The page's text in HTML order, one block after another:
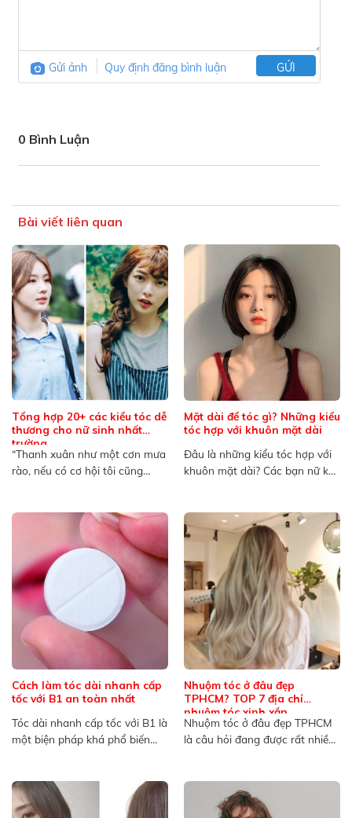
Gửi ảnh Quy định đăng bình luận GỬI
0 Bình Luận
Bài viết liên quan
Tổng hợp 20+ các kiểu tóc dễ
thương cho nữ sinh nhất
trường
“Thanh xuân như một cơn mưa
rào, nếu có cơ hội tôi cũng
Mặt dài để tóc gì? Những kiểu
tóc hợp với khuôn mặt dài
Đâu là những kiểu tóc hợp với
khuôn mặt dài? Các bạn nữ khi
Cách làm tóc dài nhanh cấp
tốc với B1 an toàn nhất
Tóc dài nhanh cấp tốc với B1 là
một biện pháp khá phổ biến
Nhuộm tóc ở đâu đẹp
TPHCM? TOP 7 địa chỉ
nhuộm tóc xinh xắn
Nhuộm tóc ở đâu đẹp TPHCM
là câu hỏi đang được rất nhiều